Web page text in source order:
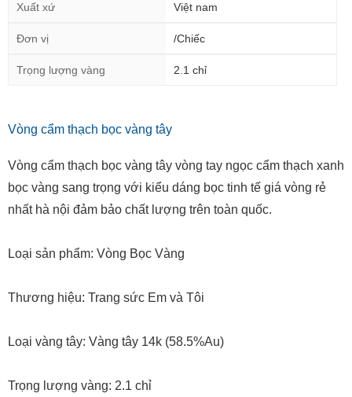
Xuất xứ Việt nam
Đơn vị /Chiếc
Trọng lượng vàng 2.1 chỉ
Vòng cẩm thạch bọc vàng tây
Vòng cẩm thạch bọc vàng tây vòng tay ngọc cẩm thạch xanh
bọc vàng sang trọng với kiểu dáng bọc tinh tế giá vòng rẻ
nhất hà nội đảm bảo chất lượng trên toàn quốc.
Loại sản phẩm: Vòng Bọc Vàng
Thương hiệu: Trang sức Em và Tôi
Loại vàng tây: Vàng tây 14k (58.5%Au)
Trọng lượng vàng: 2.1 chỉ